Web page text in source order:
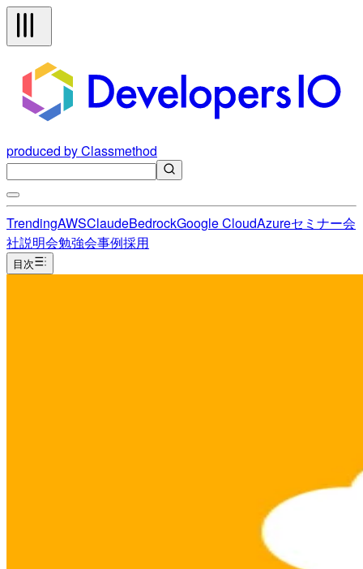
produced by Classmethod
TrendingAWSClaudeBedrockGoogle CloudAzureセミナー会
社説明会勉強会事例採用
目次